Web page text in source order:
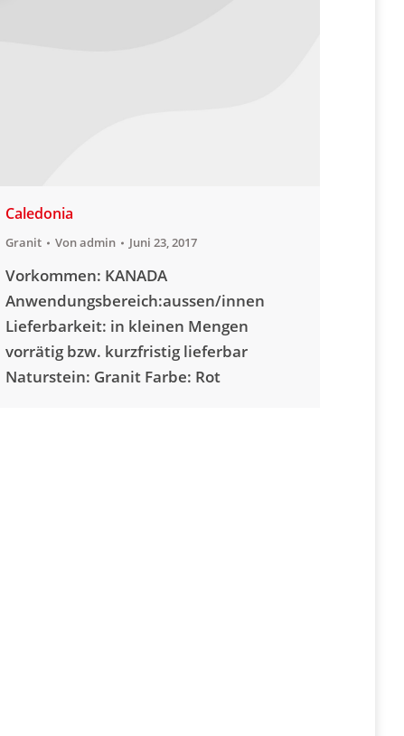
Caledonia
Granit Vonadmin Juni 23, 2017
Vorkommen: KANADA
Anwendungsbereich:aussen/innen
Lieferbarkeit: in kleinen Mengen
vorrätig bzw. kurzfristig lieferbar
Naturstein: Granit Farbe: Rot